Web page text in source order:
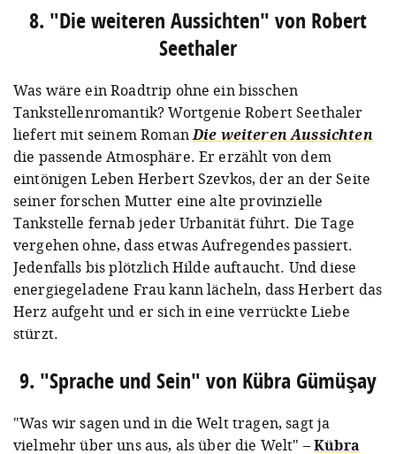
8. "Die weiteren Aussichten" von Robert
Seethaler
Was wäre ein Roadtrip ohne ein bisschen
Tankstellenromantik? Wortgenie Robert Seethaler
liefert mit seinem RomanDie weiteren Aussichten
die passende Atmosphäre. Er erzählt von dem
eintönigen Leben Herbert Szevkos, der an der Seite
seiner forschen Mutter eine alte provinzielle
Tankstelle fernab jeder Urbanität führt. Die Tage
vergehen ohne, dass etwas Aufregendes passiert.
Jedenfalls bis plötzlich Hilde auftaucht. Und diese
energiegeladene Frau kann lächeln, dass Herbert das
Herz aufgeht und er sich in eine verrückte Liebe
stürzt.
9. "Sprache und Sein" von Kübra Gümüşay
"Was wir sagen und in die Welt tragen, sagt ja
vielmehr über uns aus, als über die Welt" –Kübra